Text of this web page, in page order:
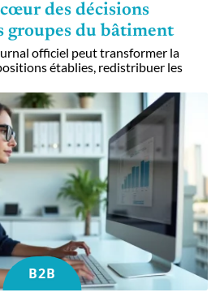
des décisions
groupes du bâtiment
officiel peut transformer la
établies, redistribuer les
B2B